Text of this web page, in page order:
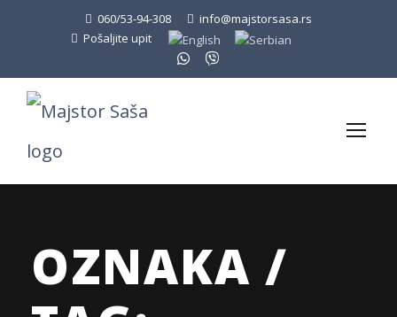
060/53-94-308
info@majstorsasa.rs
Pošaljite upit
OZNAKA /